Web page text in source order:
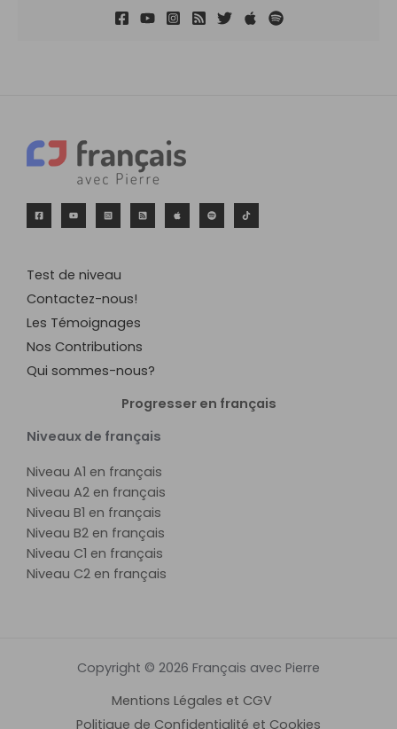
Test de niveau
Contactez-nous!
Les Témoignages
Nos Contributions
Qui sommes-nous?
Progresser en français
Niveaux de français
Niveau A1 en français
Niveau A2 en français
Niveau B1 en français
Niveau B2 en français
Niveau C1 en français
Niveau C2 en français
Copyright © 2026 Français avec Pierre
Mentions Légales et CGV
Politique de Confidentialité et Cookies